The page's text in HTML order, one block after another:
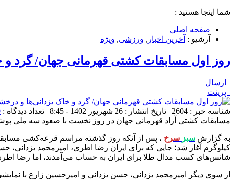
شما اینجا هستید :
صفحه اصلی
آرشیو : آخرین اخبار , ورزشی, ویژه
روز اول مسابقات کشتی قهرمانی جهان/ گرد
ارسال
پرینت
شناسه خبر : 2604 | تاریخ انتشار : 26 شهریور 1402 - 8:45 | تعداد دیدگاه :
مسابقات کشتی آزاد قهرمانی جهان در روز نخست با صعود سه ملی
به گزارش سبز سرخ
کیلوگرم آغاز شد؛ جایی که برای ایران رضا اطری، امیرمحمد
شانس‌های کسب مدال طلا برای ایران به حساب می‌آمدند، اما رضا
از سوی دیگر امیرمحمد یزدانی، حسن یزدانی و امیرحسین زارع با